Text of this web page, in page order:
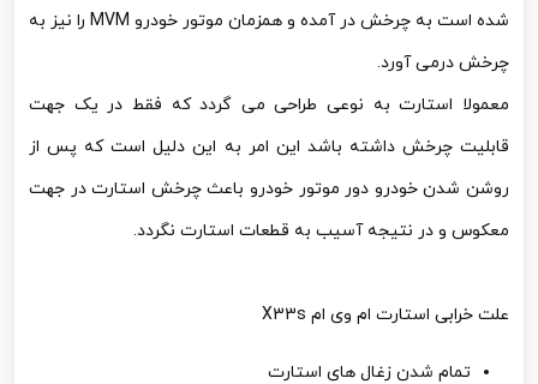
شده است به چرخش در آمده و همزمان موتور خودرو MVM را نیز به
چرخش درمی آورد.
معمولا استارت به نوعی طراحی می گردد که فقط در یک جهت
قابلیت چرخش داشته باشد این امر به این دلیل است که پس از
روشن شدن خودرو دور موتور خودرو باعث چرخش استارت در جهت
معکوس و در نتیجه آسیب به قطعات استارت نگردد.
علت خرابی استارت ام وی ام X33s
تمام شدن زغال های استارت